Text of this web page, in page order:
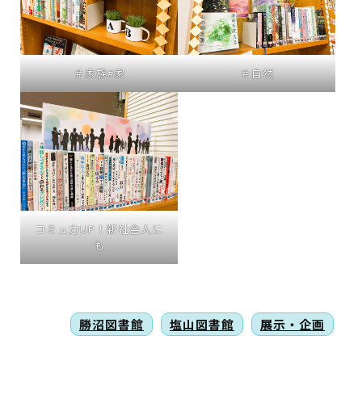
＃家族#家 ＃自然
コミュ力UP！新社会人に
も
勝沼図書館 塩山図書館 展示・企画